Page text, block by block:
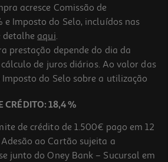
Fresh Express Twist
acresce Comissão de
e Imposto do Selo, incluídos nas
detalhe aqui.
prestação depende do dia da
de juros diários. Ao valor das
Imposto do Selo sobre a utilização
CRÉDITO: 18,4 %
de crédito de 1.500€ pago em 12
Adesão ao Cartão sujeita a
junto do Oney Bank – Sucursal em